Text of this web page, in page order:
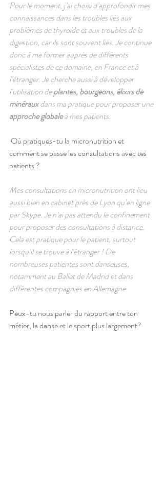
Pour le moment, j’ai choisi d’approfondir mes
connaissances dans les troubles liés aux
problèmes de thyroïde et aux troubles de la
digestion, car ils sont souvent liés. Je continue
donc à me former auprès de différents
spécialistes de ce domaine, en France et à
l’étranger. Je cherche aussi à développer
l’utilisation de plantes, bourgeons, élixirs de
minéraux dans ma pratique pour proposer une
approche globale à mes patients.
comment se passe les consultations avec tes
patients ?
Mes consultations en micronutrition ont lieu
aussi bien en cabinet près de Lyon qu’en ligne
par Skype. Je n’ai pas attendu le confinement
pour proposer des consultations à distance.
Cela est pratique pour le patient, surtout
lorsqu’il se trouve à l’étranger ! De
nombreuses patientes sont danseuses,
notamment au Ballet de Madrid et dans
différentes compagnies en Allemagne.
Peux-tu nous parler du rapport entre ton
métier, la danse et le sport plus largement?